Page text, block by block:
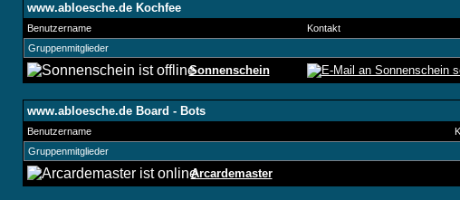
www.abloesche.de Kochfee
Benutzername
Kontakt
Gruppenmitglieder
Sonnenschein
www.abloesche.de Board - Bots
Benutzername
Gruppenmitglieder
Arcardemaster